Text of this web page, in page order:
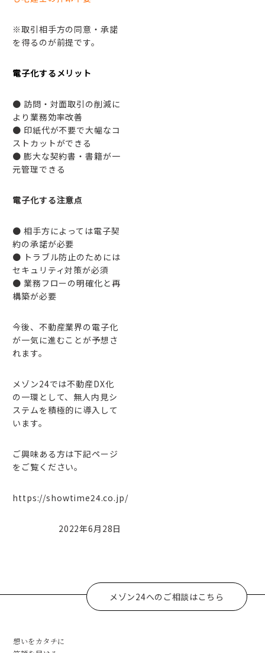
※取引相手方の同意・承諾
を得るのが前提です。
電子化するメリット
● 訪問・対面取引の削減に
より業務効率改善
● 印紙代が不要で大幅なコ
ストカットができる
● 膨大な契約書・書籍が一
元管理できる
電子化する注意点
● 相手方によっては電子契
約の承諾が必要
● トラブル防止のためには
セキュリティ対策が必須
● 業務フローの明確化と再
構築が必要
今後、不動産業界の電子化
が一気に進むことが予想さ
れます。
メゾン24では不動産DX化
の一環として、無人内見シ
ステムを積極的に導入して
います。
ご興味ある方は下記ページ
をご覧ください。
https://showtime24.co.jp/
2022年6月28日
メゾン24へのご相談はこちら
想いをカタチに